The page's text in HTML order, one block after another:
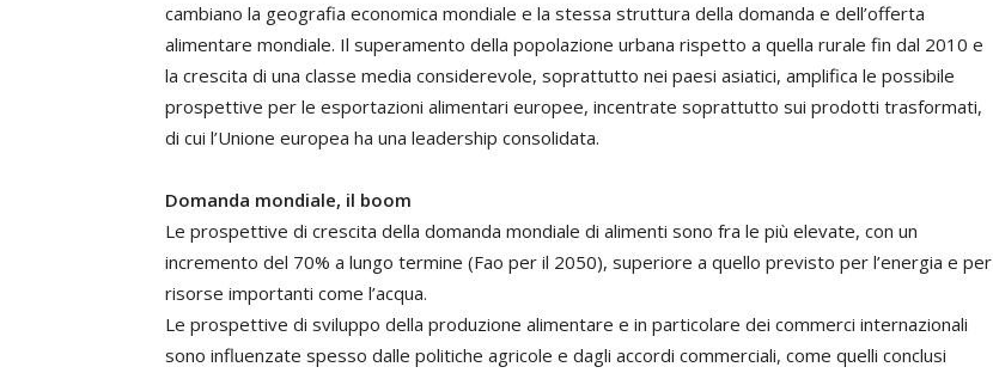
cambiano la geografia economica mondiale e la stessa struttura della domanda e dell’offerta
alimentare mondiale. Il superamento della popolazione urbana rispetto a quella rurale fin dal 2010 e
la crescita di una classe media considerevole, soprattutto nei paesi asiatici, amplifica le possibile
prospettive per le esportazioni alimentari europee, incentrate soprattutto sui prodotti trasformati,
di cui l’Unione europea ha una leadership consolidata.
Domanda mondiale, il boom
Le prospettive di crescita della domanda mondiale di alimenti sono fra le più elevate, con un
incremento del 70% a lungo termine (Fao per il 2050), superiore a quello previsto per l’energia e per
risorse importanti come l’acqua.
Le prospettive di sviluppo della produzione alimentare e in particolare dei commerci internazionali
sono influenzate spesso dalle politiche agricole e dagli accordi commerciali, come quelli conclusi